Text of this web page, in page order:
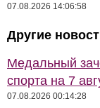
07.08.2026 14:06:58
Другие
Медальный
спорта на 7
07.08.2026 00:14:28